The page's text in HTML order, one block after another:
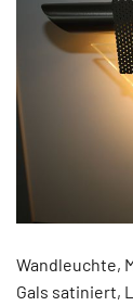
Wandleuchte,
Gals satiniert,